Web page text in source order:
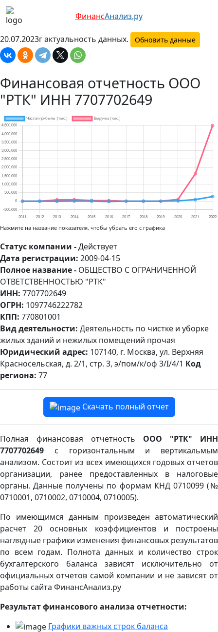
ФинансАнализ.ру
20.07.2023г актуальность данных. Обновить данные
Финансовая отчетность ООО
"РТК" ИНН 7707702649
Нажмите на название показателя, чтобы убрать его с графика
Статус компании -Действует
Дата регистрации: 2009-04-15
Полное название - ОБЩЕСТВО С ОГРАНИЧЕННОЙ
ОТВЕТСТВЕННОСТЬЮ "РТК"
ИНН: 7707702649
ОГРН: 1097746222782
КПП: 770801001
Вид деятельности: Деятельность по чистке и уборке
жилых зданий и нежилых помещений прочая
Юридический адрес: 107140, г. Москва, ул. Верхняя
Красносельская, д. 2/1, стр. 3, э/пом/к/оф 3/I/4/1 Код
региона: 77
Скачать полный отчет
Полная финансовая отчетность ООО "РТК" ИНН
7707702649 с горизонтальным и вертикальмым
анализом. Состоит из всех имеющихся годовых отчетов
организации, ранее предоставленных в налоговые
органы. Данные получены по формам КНД 0710099 (№
0710001, 0710002, 0710004, 0710005).
По имеющимся данным произведен автоматический
расчет 20 основных коэффициентов и построены
наглядные графики изменения финансовых результатов
по всем годам. Полнота данных и количество строк
бухгалтерского баланса зависят исключительно от
официальных отчетов самой компании и не зависят от
работы сайта ФинансАнализ.ру
Результат финансового анализа отчетности:
Графики важных строк баланса